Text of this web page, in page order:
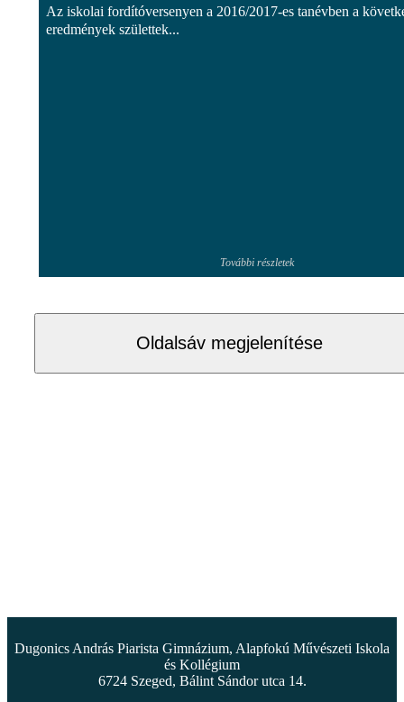
Az iskolai fordítóversenyen a 2016/2017-es tanévben a
eredmények születtek...
További részletek
Oldalsáv megjelenítése
Dugonics András Piarista Gimnázium, Alapfokú Művészeti Iskola
és Kollégium
6724 Szeged, Bálint Sándor utca 14.